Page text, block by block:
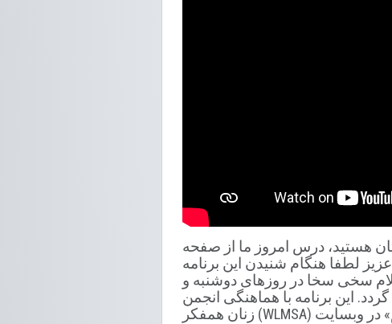
«ریاضی صنف ۱۰» مکاتب افغانستان هستید، درس امروز ما از صفحه
لطفا هنگام شنیدن این برنامه
انجینر غلام سخی سخا در روزهای دوشنبه و
موج کوتاه 15700 کیلوهرتز نشر می گردد. این برنامه با هماهنگی انجمن
زنان همفکر (WLMSA) تهیه شده است. تمام درس های ریاضی «صنف ۱۰» و برنامه های «روان سالم» در وبسایت